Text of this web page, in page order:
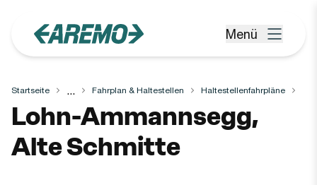
Menü öffnen
Menü
Startseite ... Fahrplan & Haltestellen Haltestellenfahrpläne
Haltestelle
Lohn-Ammannsegg,
Alte Schmitte